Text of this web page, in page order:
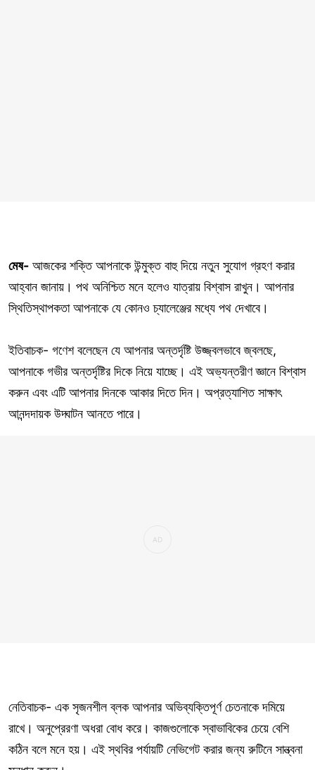
মেষ- আজকের শক্তি আপনাকে উন্মুক্ত বাহু দিয়ে নতুন সুযোগ গ্রহণ করার
আহ্বান জানায়। পথ অনিশ্চিত মনে হলেও যাত্রায় বিশ্বাস রাখুন। আপনার
স্থিতিস্থাপকতা আপনাকে যে কোনও চ্যালেঞ্জের মধ্যে পথ দেখাবে।
ইতিবাচক- গণেশ বলেছেন যে আপনার অন্তর্দৃষ্টি উজ্জ্বলভাবে জ্বলছে,
আপনাকে গভীর অন্তর্দৃষ্টির দিকে নিয়ে যাচ্ছে। এই অভ্যন্তরীণ জ্ঞানে বিশ্বাস
করুন এবং এটি আপনার দিনকে আকার দিতে দিন। অপ্রত্যাশিত সাক্ষাৎ
আনন্দদায়ক উদ্ঘাটন আনতে পারে।
নেতিবাচক- এক সৃজনশীল ব্লক আপনার অভিব্যক্তিপূর্ণ চেতনাকে দমিয়ে
রাখে। অনুপ্রেরণা অধরা বোধ করে। কাজগুলোকে স্বাভাবিকের চেয়ে বেশি
কঠিন বলে মনে হয়। এই স্থবির পর্যায়টি নেভিগেট করার জন্য রুটিনে সান্ত্বনা